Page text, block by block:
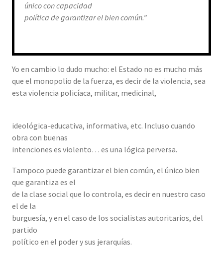
único con capacidad
política de garantizar el bien común.”
Yo en cambio lo dudo mucho: el Estado no es mucho más
que el monopolio de la fuerza, es decir de la violencia, sea
esta violencia policíaca, militar, medicinal,
ideológica-educativa, informativa, etc. Incluso cuando
obra con buenas
intenciones es violento… es una lógica perversa.
Tampoco puede garantizar el bien común, el único bien
que garantiza es el
de la clase social que lo controla, es decir en nuestro caso
el de la
burguesía, y en el caso de los socialistas autoritarios, del
partido
político en el poder y sus jerarquías.